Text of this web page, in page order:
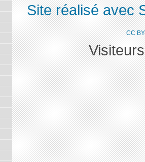
Site réalisé avec
CC